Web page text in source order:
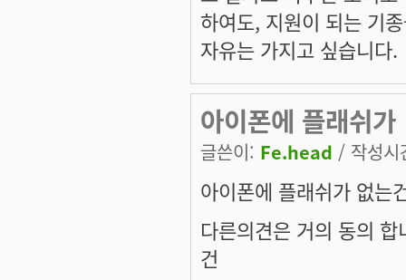
하여도, 지원이 되는 기
자유는 가지고 싶습니다.
아이폰에 플래쉬가
글쓴이: Fe.head / 작성
아이폰에 플래쉬가 없는
다른의견은 거의 동의
건